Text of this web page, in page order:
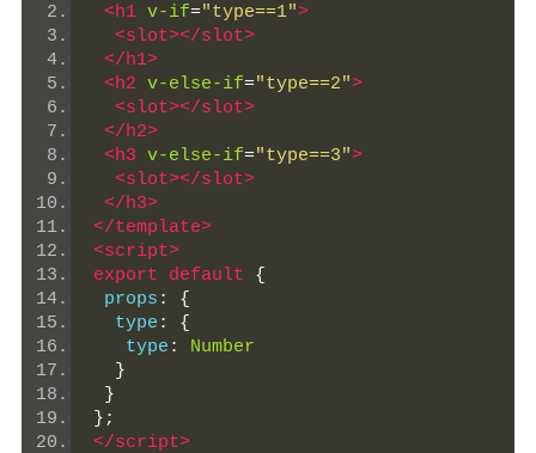
<h1 v-if="type==1">
<slot></slot>
</h1>
<h2 v-else-if="type==2">
<slot></slot>
</h2>
<h3 v-else-if="type==3">
<slot></slot>
</h3>
</template>
<script>
export
default
{
props :
{
  type
:
{
   type
:
Number
}
}
};
</script>